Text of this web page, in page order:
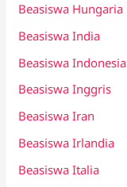
Beasiswa Hungaria
Beasiswa India
Beasiswa Indonesia
Beasiswa Inggris
Beasiswa Iran
Beasiswa Irlandia
Beasiswa Italia